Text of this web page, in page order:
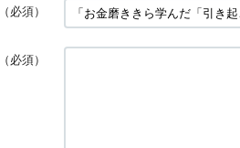
（必須）
（必須）